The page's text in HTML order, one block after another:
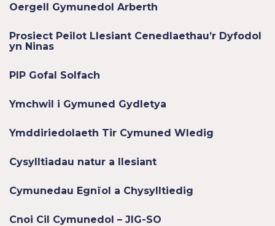
Oergell Gymunedol Arberth
Prosiect Peilot Llesiant Cenedlaethau’r Dyfodol
yn Ninas
PIP Gofal Solfach
Ymchwil i Gymuned Gydletya
Ymddiriedolaeth Tir Cymuned Wledig
Cysylltiadau natur a llesiant
Cymunedau Egnïol a Chysylltiedig
Cnoi Cil Cymunedol – JIG-SO